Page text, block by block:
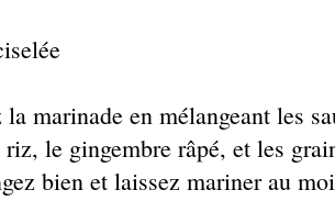
la marinade en mélangeant les
le gingembre râpé, et les
bien et laissez mariner au